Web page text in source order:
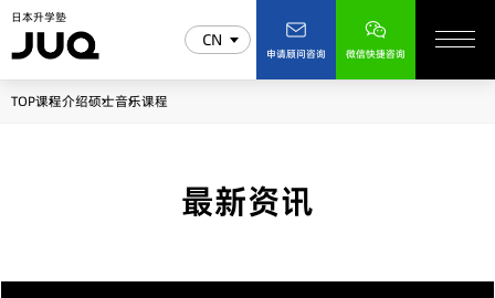
日本升学塾
CN
申请顾问咨询 微信快捷咨询
TOP课程介绍硕士音乐课程
最新资讯